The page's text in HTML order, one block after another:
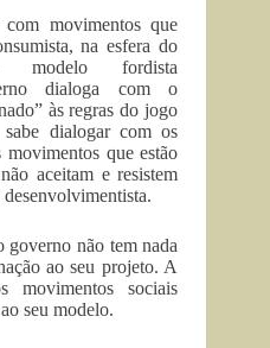
movimentos que
na esfera do
modelo fordista
dialoga com o
às regras do jogo
dialogar com os
que estão
aceitam e resistem
governo não tem nada
ao seu projeto. A
movimentos sociais
seu modelo.